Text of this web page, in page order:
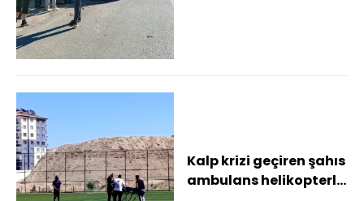
Kalp krizi geçiren şahıs
ambulans helikopterle